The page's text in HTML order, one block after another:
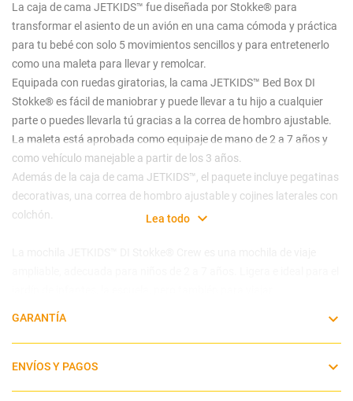
La caja de cama JETKIDS™ fue diseñada por Stokke® para
transformar el asiento de un avión en una cama cómoda y práctica
para tu bebé con solo 5 movimientos sencillos y para entretenerlo
como una maleta para llevar y remolcar.
Equipada con ruedas giratorias, la cama JETKIDS™ Bed Box DI
Stokke® es fácil de maniobrar y puede llevar a tu hijo a cualquier
parte o puedes llevarla tú gracias a la correa de hombro ajustable.
La maleta está aprobada como equipaje de mano de 2 a 7 años y
como vehículo manejable a partir de los 3 años.
Además de la caja de cama JETKIDS™, el paquete incluye pegatinas
decorativas, una correa de hombro ajustable y cojines laterales con
colchón.
La mochila está equipada con correas acolchadas ajustables para
comodidad. También está acabada con detalles reflectantes para la
máxima seguridad de los niños cuando están fuera. La mochila
Lea todo
GARANTÍA
ENVÍOS Y PAGOS